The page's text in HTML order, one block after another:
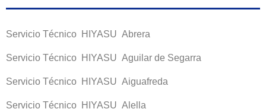
Servicio Técnico HIYASU Abrera
Servicio Técnico HIYASU Aguilar de Segarra
Servicio Técnico HIYASU Aiguafreda
Servicio Técnico HIYASU Alella